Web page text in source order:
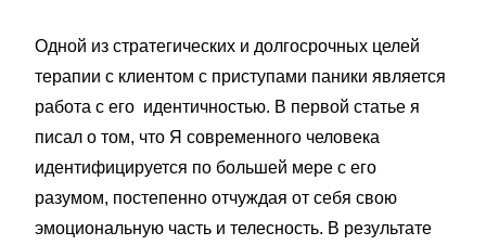
Одной из стратегических и долгосрочных целей
терапии с клиентом с приступами паники является
работа с его идентичностью. В первой статье я
писал о том, что Я современного человека
идентифицируется по большей мере с его
разумом, постепенно отчуждая от себя свою
эмоциональную часть и телесность. В результате